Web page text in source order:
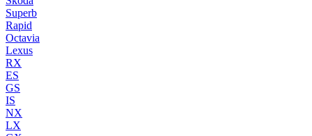
Superb
Rapid
Octavia
Lexus
RX
ES
GS
IS
NX
LX